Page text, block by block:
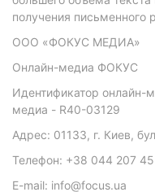
получения письменного
ООО «ФОКУС МЕДИА»
Онлайн-медиа ФОКУС
Идентификатор онлайн-
медиа - R40-03129
Адрес: 01133, г. Киев,
Телефон: +38 044 207
E-mail: info@focus.ua